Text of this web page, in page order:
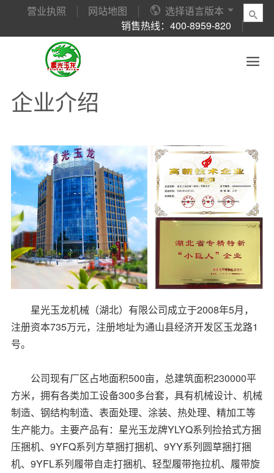

 选择语言版本 
网站地图
营业执照
销售热线：400-8959-820

企业介绍
公司荣誉
公司领导
新闻动态
捡拾式方捆压捆机
大圆捆打捆机
液压打包机
履带自走式打捆机
轻型履带拖拉机
售前服务
销售网络
国际贸易
大圆捆打捆机
破碎式方捆压捆机
客户访谈
联系方式
企业介绍
星光玉龙机械（湖北）有限公司成立于2008年5月，
注册资本735万元，注册地址为通山县经济开发区玉龙路1
号。
公司现有厂区占地面积500亩，总建筑面积230000平
方米，拥有各类加工设备300多台套，具有机械设计、机械
制造、钢结构制造、表面处理、涂装、热处理、精加工等
生产能力。主要产品有：星光玉龙牌YLYQ系列捡拾式方捆
压捆机、9YFQ系列方草捆打捆机、9YY系列圆草捆打捆
机、9YFL系列履带自走打捆机、轻型履带拖拉机、履带旋